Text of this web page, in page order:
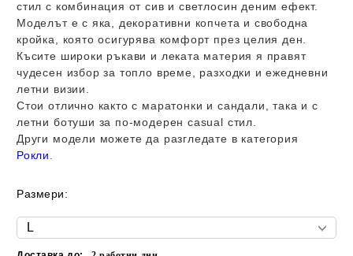
стил с комбинация от сив и светлосин деним ефект.
Моделът е с яка, декоративни копчета и свободна
кройка, която осигурява комфорт през целия ден.
Късите широки ръкави и леката материя я правят
чудесен избор за топло време, разходки и ежедневни
летни визии.
Стои отлично както с маратонки и сандали, така и с
летни ботуши за по-модерен casual стил.
Други модели можете да разгледате в категория
Рокли .
Размери: